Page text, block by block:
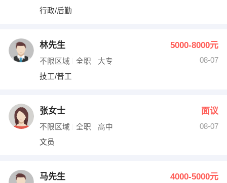
行政/后勤
林先生 5000-8000元
不限区域 全职 大专
08-07
技工/普工
张女士 面议
不限区域 全职 高中
08-07
文员
马先生 4000-5000元